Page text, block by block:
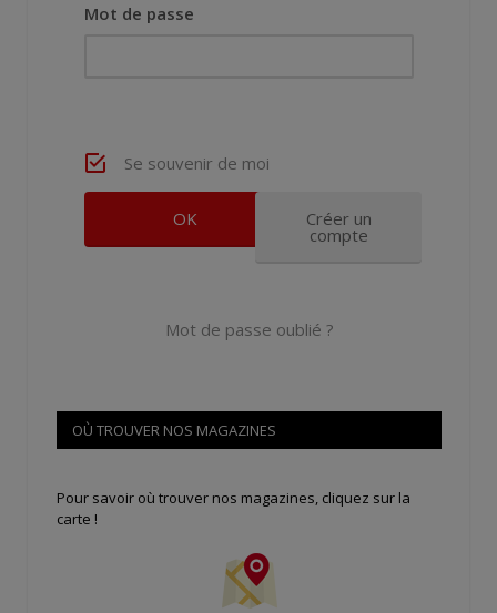
Mot de passe
Se souvenir de moi
Créer un
compte
Mot de passe oublié ?
OÙ TROUVER NOS MAGAZINES
Pour savoir où trouver nos magazines, cliquez sur la
carte !